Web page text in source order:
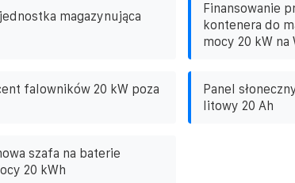
magazynująca
Finansowanie
kontenera do
mocy 20 kW na
falowników 20 kW poza
Panel
litowy 20 Ah
szafa na baterie
20 kWh